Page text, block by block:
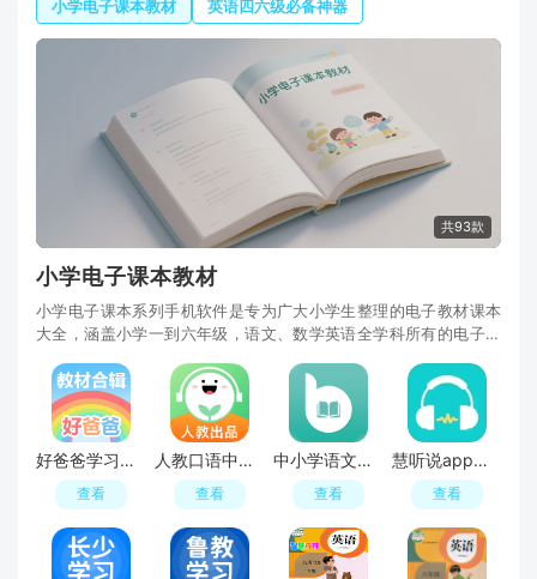
小学电子课本教材 英语四六级必备神器
共93款
小学电子课本教材
小学电子课本系列手机软件是专为广大小学生整理的电子教材课本
大全，涵盖小学一到六年级，语文、数学英语全学科所有的电子课
好爸爸学习机教材手机版
查看
人教口语中小学英语口语app安卓版
查看
中小学语文通人教版(百课通app)
查看
慧听说app官方最新版
查看